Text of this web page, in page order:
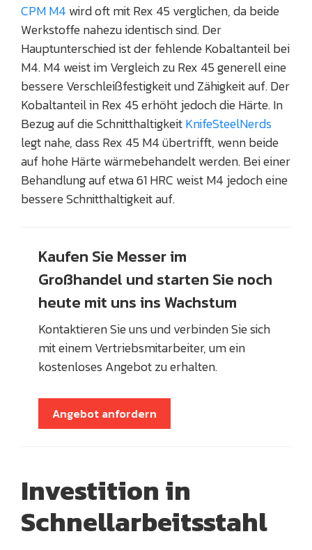
CPM M4 wird oft mit Rex 45 verglichen, da beide
Werkstoffe nahezu identisch sind. Der
Hauptunterschied ist der fehlende Kobaltanteil bei
M4. M4 weist im Vergleich zu Rex 45 generell eine
bessere Verschleißfestigkeit und Zähigkeit auf. Der
Kobaltanteil in Rex 45 erhöht jedoch die Härte. In
Bezug auf die SchnitthaltigkeitKnifeSteelNerds
legt nahe, dass Rex 45 M4 übertrifft, wenn beide
auf hohe Härte wärmebehandelt werden. Bei einer
Behandlung auf etwa 61 HRC weist M4 jedoch eine
bessere Schnitthaltigkeit auf.
Kaufen Sie Messer im
Großhandel und starten Sie noch
heute mit uns ins Wachstum
Kontaktieren Sie uns und verbinden Sie sich
mit einem Vertriebsmitarbeiter, um ein
kostenloses Angebot zu erhalten.
Angebot anfordern
Investition in
Schnellarbeitsstahl